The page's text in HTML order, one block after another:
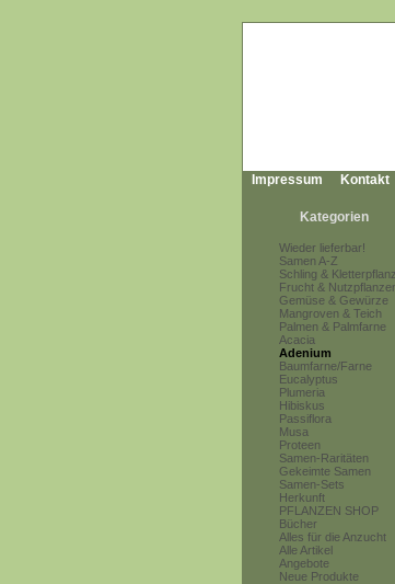
Impressum Kontakt
Kategorien
Wieder lieferbar!
Samen A-Z
Schling &
Frucht &
Gemüse & Gewürze
Mangroven & Teich
Palmen & Palmfarne
Acacia
Adenium
Baumfarne/Farne
Eucalyptus
Plumeria
Hibiskus
Passiflora
Musa
Proteen
Samen-Raritäten
Gekeimte Samen
Samen-Sets
Herkunft
PFLANZEN SHOP
Bücher
Alles für die Anzucht
Alle Artikel
Angebote
Neue Produkte